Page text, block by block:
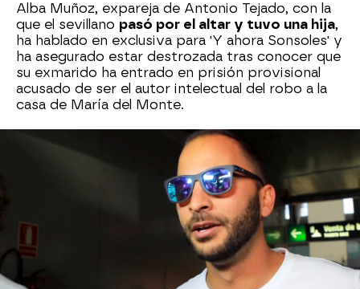
Alba Muñoz, expareja de Antonio Tejado, con la
que el sevillano pasó por el altar y tuvo una hija,
ha hablado en exclusiva para 'Y ahora Sonsoles' y
ha asegurado estar destrozada tras conocer que
su exmarido ha entrado en prisión provisional
acusado de ser el autor intelectual del robo a la
casa de María del Monte.
La joven ha asegurado estar destrozada por lo
ocurrido, y ha dicho que ante todo va a esperar.
"Estoy muy nerviosa, yo lo que quiero es una
Eso sí, ella se agarra a la
presunción de
inocencia
y que no es fácil, especialmente